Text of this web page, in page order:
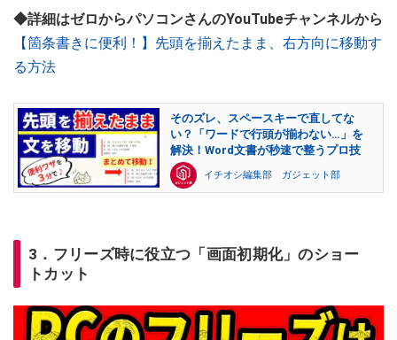
◆詳細はゼロからパソコンさんのYouTubeチャンネルから
【箇条書きに便利！】先頭を揃えたまま、右方向に移動す
る方法
そのズレ、スペースキーで直してな
い？「ワードで行頭が揃わない…」を
解決！Word文書が秒速で整うプロ技
イチオシ編集部 ガジェット部
3．フリーズ時に役立つ「画面初期化」のショー
トカット